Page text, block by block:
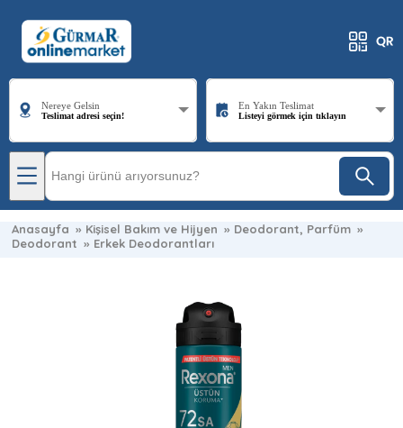
Nereye Gelsin
Teslimat adresi seçin!
En Yakın Teslimat
Listeyi görmek için tıklayın
Anasayfa » Kişisel Bakım ve Hijyen » Deodorant, Parfüm »
Deodorant » Erkek Deodorantları